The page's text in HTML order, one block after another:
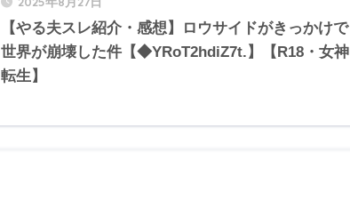
【やる夫スレ紹介・感想】ロウサイドがきっかけで
世界が崩壊した件【◆YRoT2hdiZ7t.】【R18・女神
転生】